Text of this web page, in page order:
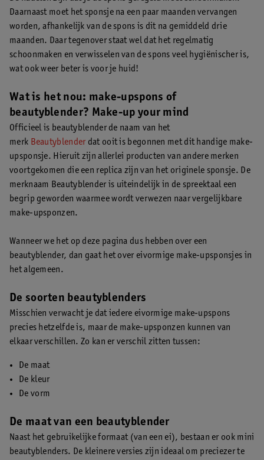
Daarnaast moet het sponsje na een paar maanden vervangen
worden, afhankelijk van de spons is dit na gemiddeld drie
maanden. Daar tegenover staat wel dat het regelmatig
schoonmaken en verwisselen van de spons veel hygiënischer is,
wat ook weer beter is voor je huid!
Wat is het nou: make-upspons of
beautyblender? Make-up your mind
Officieel is beautyblender de naam van het
merk Beautyblender dat ooit is begonnen met dit handige make-
upsponsje. Hieruit zijn allerlei producten van andere merken
voortgekomen die een replica zijn van het originele sponsje. De
merknaam Beautyblender is uiteindelijk in de spreektaal een
begrip geworden waarmee wordt verwezen naar vergelijkbare
make-upsponzen.
Wanneer we het op deze pagina dus hebben over een
beautyblender, dan gaat het over eivormige make-upsponsjes in
het algemeen.
De soorten beautyblenders
Misschien verwacht je dat iedere eivormige make-upspons
precies hetzelfde is, maar de make-upsponzen kunnen van
elkaar verschillen. Zo kan er verschil zitten tussen:
De maat
De kleur
De vorm
De maat van een beautyblender
Naast het gebruikelijke formaat (van een ei), bestaan er ook mini
beautyblenders. De kleinere versies zijn ideaal om preciezer te